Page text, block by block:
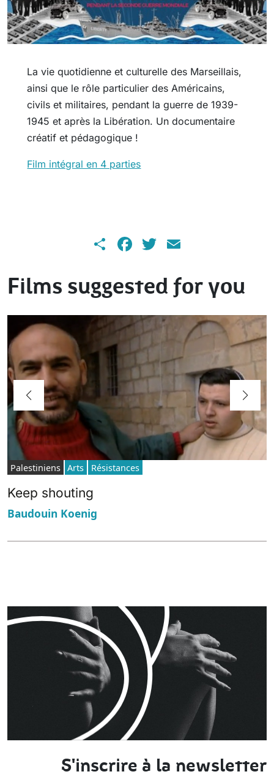
La vie quotidienne et culturelle des Marseillais,
ainsi que le rôle particulier des Américains,
civils et militaires, pendant la guerre de 1939-
1945 et après la Libération. Un documentaire
créatif et pédagogique !
Film intégral en 4 parties
ShareFacebook
Twitter
Films suggested for you
Palestiniens Arts Résistances
Keep shouting
Baudouin Koenig
S'inscrire à la newsletter